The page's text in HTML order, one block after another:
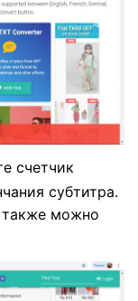
счетчик
субтитра.
также можно